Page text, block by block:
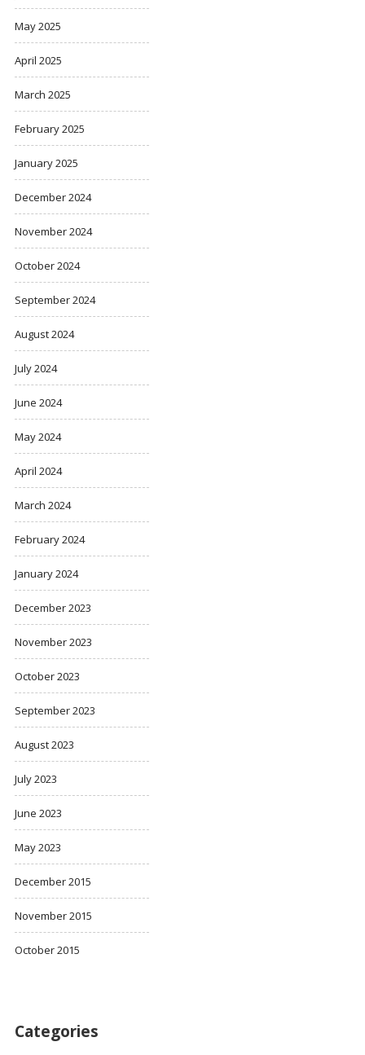
May 2025
April 2025
March 2025
February 2025
January 2025
December 2024
November 2024
October 2024
September 2024
August 2024
July 2024
June 2024
May 2024
April 2024
March 2024
February 2024
January 2024
December 2023
November 2023
October 2023
September 2023
August 2023
July 2023
June 2023
May 2023
December 2015
November 2015
October 2015
Categories